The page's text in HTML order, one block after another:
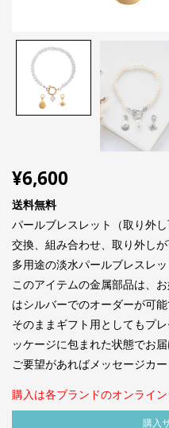
¥6,600
送料無料
パールブレスレット（取り外し
交換、組み合わせ、取り外し
多用途の淡水パールブレスレッ
このアイテムの金属部品は、
はシルバーでのオーダーが可能
そのままギフト用としてもプ
ッケージに包まれた状態でお届
ご要望があればメッセージカ
購入は各ブランドのオンライ
購⼊